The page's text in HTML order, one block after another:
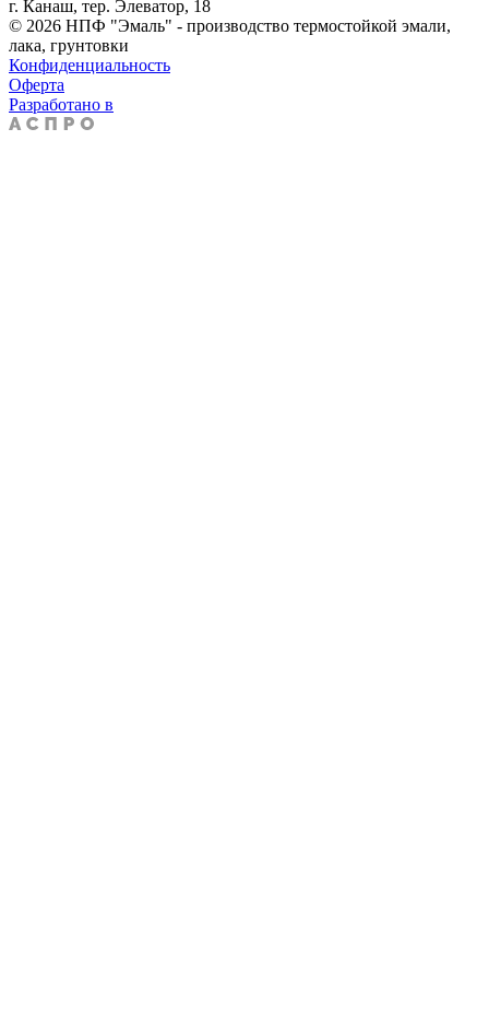
г. Канаш, тер. Элеватор, 18
© 2026 НПФ "Эмаль" - производство термостойкой эмали,
лака, грунтовки
Конфиденциальность
Оферта
Разработано в